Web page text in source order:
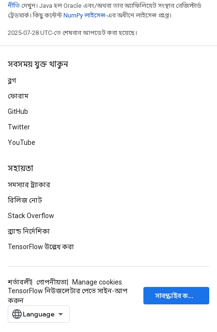
নীতি দেখুন। Java হল Oracle এবং/অথবা তার অ্যাফিলিয়েট সংস্থার রেজিস্টার্ড
ট্রেডমার্ক। কিছু কন্টেন্ট NumPy লাইসেন্স-এর অধীনে লাইসেন্স প্রাপ্ত।
2025-07-28 UTC-তে শেষবার আপডেট করা হয়েছে।
সবসময় যুক্ত থাকুন
ব্লগ
ফোরাম
GitHub
Twitter
YouTube
সহায়তা
সমস্যার ট্র্যাকার
রিলিজ নোট
Stack Overflow
ব্র্যান্ড নির্দেশিকা
TensorFlow উল্লেখ করা
শর্তাবলী গোপনীয়তা
Manage cookies
TensorFlow নিউজলেটার পেতে সাইন-আপ
করুন
সাবস্ক্রাইব করুন